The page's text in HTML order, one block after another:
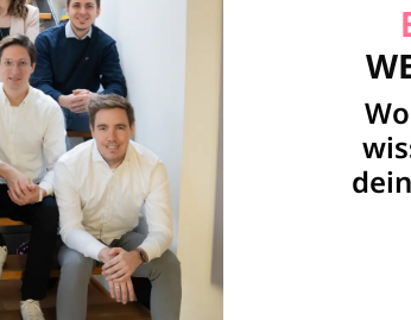
4 ist die native
Elemente zu
du Styles zentral definieren
Das bedeutet
als Variablen – und jede
konsistenter und reduziert
klareres User Interface